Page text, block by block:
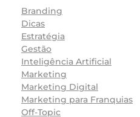
Branding
Dicas
Estratégia
Gestão
Inteligência Artificial
Marketing
Marketing Digital
Marketing para Franquias
Off-Topic